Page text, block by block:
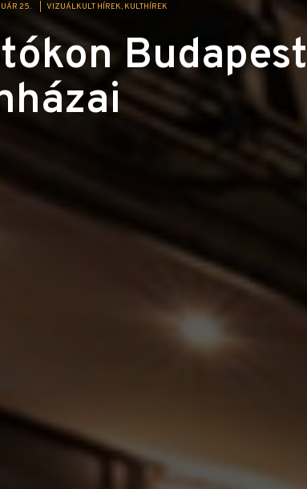
25. VIZUÁLKULT HÍREK KULTHÍREK
Budapest